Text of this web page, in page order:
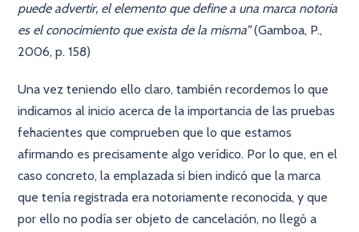
puede advertir, el elemento que define a una marca notoria
es el conocimiento que exista de la misma”(Gamboa, P.,
2006, p. 158)
Una vez teniendo ello claro, también recordemos lo que
indicamos al inicio acerca de la importancia de las pruebas
fehacientes que comprueben que lo que estamos
afirmando es precisamente algo verídico. Por lo que, en el
caso concreto, la emplazada si bien indicó que la marca
que tenía registrada era notoriamente reconocida, y que
por ello no podía ser objeto de cancelación, no llegó a